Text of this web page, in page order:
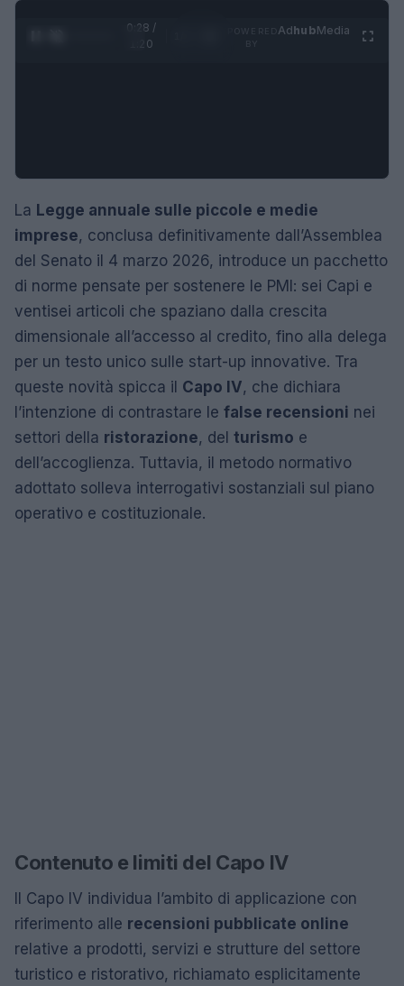
0:29 /
1:20
AdhubMedia
La Legge annuale sulle piccole e medie
imprese, conclusa definitivamente dall’Assemblea
del Senato il 4 marzo 2026, introduce un pacchetto
di norme pensate per sostenere le PMI: sei Capi e
ventisei articoli che spaziano dalla crescita
dimensionale all’accesso al credito, fino alla delega
per un testo unico sulle start-up innovative. Tra
queste novità spicca il Capo IV, che dichiara
l’intenzione di contrastare le false recensioni nei
settori della ristorazione, del turismo e
dell’accoglienza. Tuttavia, il metodo normativo
adottato solleva interrogativi sostanziali sul piano
operativo e costituzionale.
Contenuto e limiti del Capo IV
Il Capo IV individua l’ambito di applicazione con
riferimento alle recensioni pubblicate online
relative a prodotti, servizi e strutture del settore
turistico e ristorativo, richiamato esplicitamente